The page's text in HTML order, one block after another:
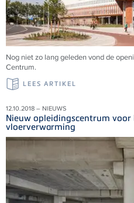
Nog niet zo lang geleden vond de
Centrum.
LEES ARTIKEL
12.10.2018 – NIEUWS
Nieuw opleidingscentrum voor
vloerverwarming